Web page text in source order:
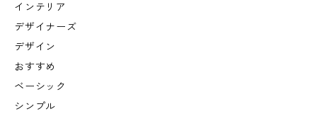
インテリア
デザイナーズ
デザイン
おすすめ
ベーシック
シンプル